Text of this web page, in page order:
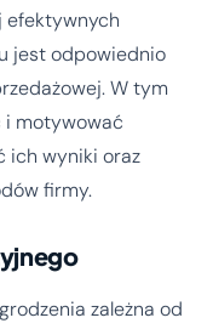
efektywnych
jest odpowiednio
W tym
i motywować
ich wyniki oraz
firmy.
zależna od